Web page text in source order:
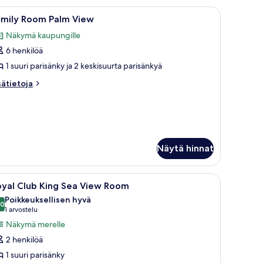
ikkuna, josta on näkymä merelle, työpöytä lampun kanssa ja
Moderni hotellihuone, jossa on suuri sänky,
6 Room Palm View
Näkymä kaupungille
6 henkilöä
1 suuri parisänky ja 2 keskisuurta parisänkyä
Näytä hinnat
matto.
moderneja tuoleja ja riippuvalaisimet.Tilava ruokailutila, jossa on pyöreitä pöytiä,
8 Club King Sea View Room
kautta 10
Poikkeuksellisen hyvä
1 arvostelu
(1
arvostelu)
Näkymä merelle
2 henkilöä
1 suuri parisänky